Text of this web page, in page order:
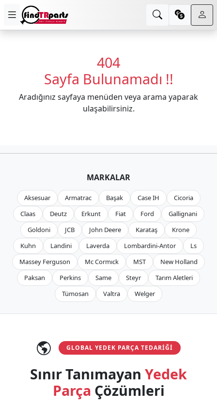
404
Sayfa Bulunamadı !!
Aradığınız sayfaya menüden veya arama yaparak
ulaşabilirsiniz.
MARKALAR
Aksesuar Armatrac Başak Case IH
Cicoria
Claas
Deutz Erkunt Fiat Ford
Gallignani
Goldoni
JCB John Deere Karataş
Krone
Kuhn
Landini Laverda Lombardini-Antor
Ls
Massey Ferguson
Mc Cormıck MST
New Holland
Paksan
Perkins Same Steyr
Tarım Aletleri
Tümosan
Valtra Welger
GLOBAL YEDEK PARÇA TEDARIĞI
Sınır Tanımayan Yedek
Parça Çözümleri